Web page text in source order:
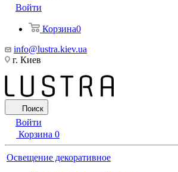
Войти
Корзина0
info@lustra.kiev.ua
г. Киев
Поиск
Войти
Корзина 0
Освещение декоративное